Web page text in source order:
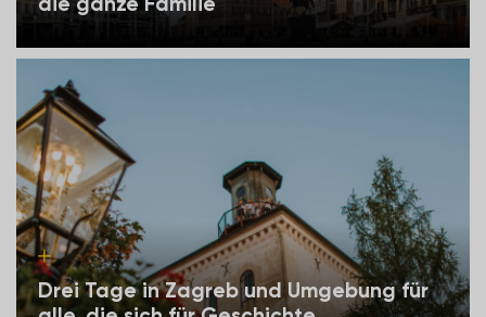
Drei Tage in Zagreb und Umgebung für